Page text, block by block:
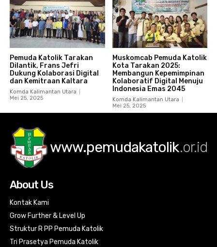
Pemuda Katolik Tarakan
Dilantik, Frans Jefri
Dukung Kolaborasi Digital
dan Kemitraan Kaltara
Komda Kalimantan Utara
Mei 25, 2025
Muskomcab Pemuda Katolik
Kota Tarakan 2025:
Membangun Kepemimpinan
Kolaboratif Digital Menuju
Indonesia Emas 2045
Komda Kalimantan Utara
Mei 25, 2025
www.pemudakatolik.or.id
About Us
Kontak Kami
Grow Further & Level Up
Struktur R PP Pemuda Katolik
Tri Prasetya Pemuda Katolik